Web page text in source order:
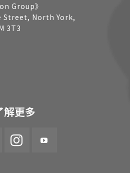
Group》
Street, North York,
3T3
解更多